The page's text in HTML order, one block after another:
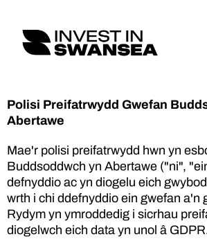
Polisi Preifatrwydd Gwefan
Abertawe
Mae'r polisi preifatrwydd hwn yn
Buddsoddwch yn Abertawe ("ni",
defnyddio ac yn diogelu eich
wrth i chi ddefnyddio ein gwefan a'n
Rydym yn ymroddedig i sicrhau
diogelwch eich data yn unol â